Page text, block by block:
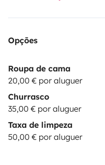
Opções
Roupa de cama
20,00 € por aluguer
Churrasco
35,00 € por aluguer
Taxa de limpeza
50,00 € por aluguer